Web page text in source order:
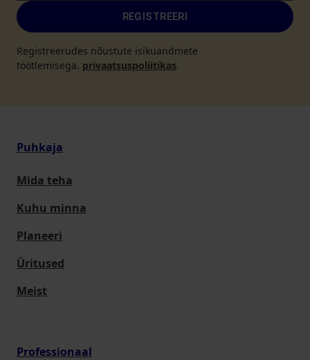
REGISTREERI
Registreerudes nõustute isikuandmete
töötlemisega. privaatsuspoliitikas.
Puhkaja
Mida teha
Kuhu minna
Planeeri
Üritused
Meist
Professionaal